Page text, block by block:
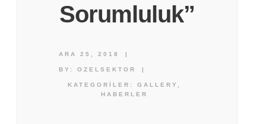
Sorumluluk”
ARA 25, 2018 |
BY: OZELSEKTOR |
KATEGORILER: GALLERY
HABERLER